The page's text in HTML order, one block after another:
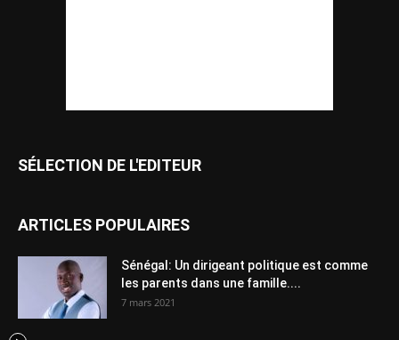
SÉLECTION DE L'EDITEUR
ARTICLES POPULAIRES
Sénégal: Un dirigeant politique est comme
les parents dans une famille....
7 mars 2021